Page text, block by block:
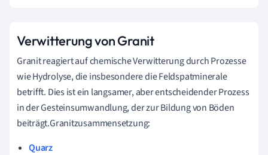
Verwitterung von Granit
Granit reagiert auf chemische Verwitterung durch Prozesse
wie Hydrolyse, die insbesondere die Feldspatminerale
betrifft. Dies ist ein langsamer, aber entscheidender Prozess
in der Gesteinsumwandlung, der zur Bildung von Böden
beiträgt.Granitzusammensetzung:
Quarz